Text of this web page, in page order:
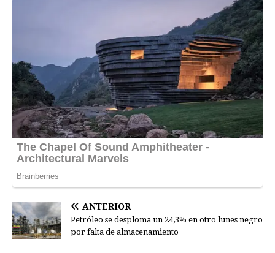
ANTERIOR
Petróleo se desploma un 24,3% en otro lunes negro
por falta de almacenamiento